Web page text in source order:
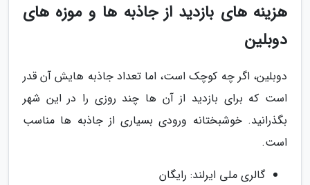
هزینه های بازدید از جاذبه ها و موزه های
دوبلین
دوبلین، اگر چه کوچک است، اما تعداد جاذبه هایش آن قدر
است که برای بازدید از آن ها چند روزی را در این شهر
بگذرانید. خوشبختانه ورودی بسیاری از جاذبه ها مناسب
است.
گالری ملی ایرلند: رایگان